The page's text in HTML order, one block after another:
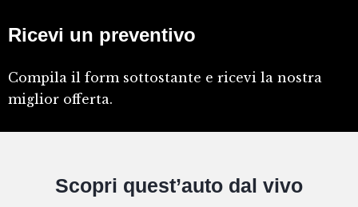
Ricevi un preventivo
Compila il form sottostante e ricevi la nostra
miglior offerta.
Scopri quest’auto dal vivo